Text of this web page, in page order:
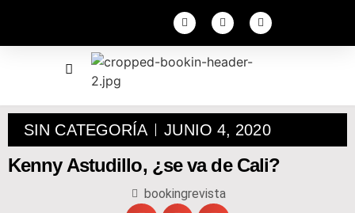
SIN CATEGORÍA JUNIO 4, 2020
Kenny Astudillo, ¿se va de Cali?
bookingrevista